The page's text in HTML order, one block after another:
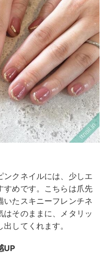
ンクネイルには、少しエ
すめです。こちらは爪先
いたスキニーフレンチネ
はそのままに、メタリッ
してくれます。
UP